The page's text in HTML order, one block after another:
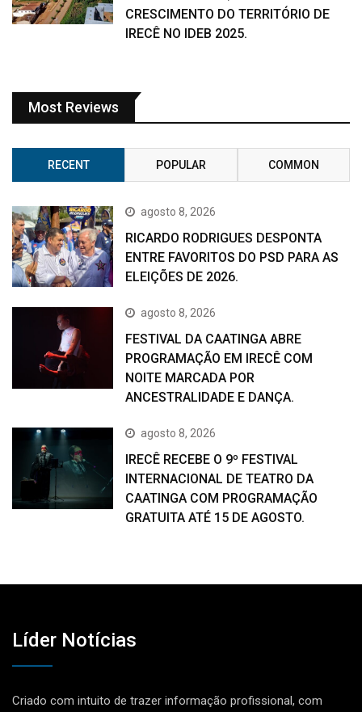
CRESCIMENTO DO TERRITÓRIO DE
IRECÊ NO IDEB 2025.
Most Reviews
RECENT POPULAR COMMON
agosto 8, 2026
RICARDO RODRIGUES DESPONTA
ENTRE FAVORITOS DO PSD PARA AS
ELEIÇÕES DE 2026.
agosto 8, 2026
FESTIVAL DA CAATINGA ABRE
PROGRAMAÇÃO EM IRECÊ COM
NOITE MARCADA POR
ANCESTRALIDADE E DANÇA.
agosto 8, 2026
IRECÊ RECEBE O 9º FESTIVAL
INTERNACIONAL DE TEATRO DA
CAATINGA COM PROGRAMAÇÃO
GRATUITA ATÉ 15 DE AGOSTO.
Líder Notícias
Criado com intuito de trazer informação profissional, com